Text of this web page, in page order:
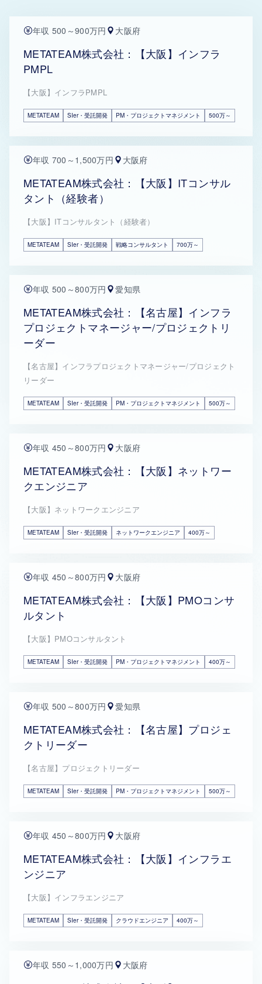
年収 500～900万円 大阪府
METATEAM株式会社：【大阪】インフラ
PMPL
【大阪】インフラPMPL
METATEAM SIer・受託開発 PM・プロジェクトマネジメント 500万～
年収 700～1,500万円 大阪府
METATEAM株式会社：【大阪】ITコンサル
タント（経験者）
【大阪】ITコンサルタント（経験者）
METATEAM SIer・受託開発 戦略コンサルタント 700万～
年収 500～800万円 愛知県
METATEAM株式会社：【名古屋】インフラ
プロジェクトマネージャー/プロジェクトリ
ーダー
【名古屋】インフラプロジェクトマネージャー/プロジェクト
リーダー
METATEAM SIer・受託開発 PM・プロジェクトマネジメント 500万～
年収 450～800万円 大阪府
METATEAM株式会社：【大阪】ネットワー
クエンジニア
【大阪】ネットワークエンジニア
METATEAM SIer・受託開発 ネットワークエンジニア 400万～
年収 450～800万円 大阪府
METATEAM株式会社：【大阪】PMOコンサ
ルタント
【大阪】PMOコンサルタント
METATEAM SIer・受託開発 PM・プロジェクトマネジメント 400万～
年収 500～800万円 愛知県
METATEAM株式会社：【名古屋】プロジェ
クトリーダー
【名古屋】プロジェクトリーダー
METATEAM SIer・受託開発 PM・プロジェクトマネジメント 500万～
年収 450～800万円 大阪府
METATEAM株式会社：【大阪】インフラエ
ンジニア
【大阪】インフラエンジニア
METATEAM SIer・受託開発 クラウドエンジニア 400万～
年収 550～1,000万円 大阪府